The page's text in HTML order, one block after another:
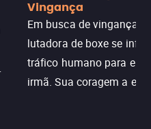
Vingança
Em busca de vingança,
lutadora de boxe se
tráfico humano para
irmã. Sua coragem a